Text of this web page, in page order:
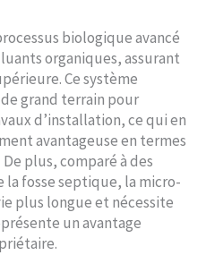
biologique avancé
organiques, assurant
Ce système
grand terrain pour
d’installation, ce qui en
avantageuse en termes
plus, comparé à des
la fosse septique, la micro-
plus longue et nécessite
un avantage